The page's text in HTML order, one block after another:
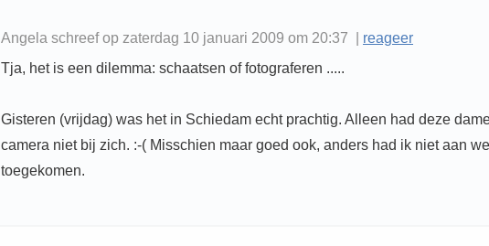
Angela schreef op zaterdag 10 januari 2009 om 20:37 | reageer
Tja, het is een dilemma: schaatsen of fotograferen .....
Gisteren (vrijdag) was het in Schiedam echt prachtig. Alleen had deze
camera niet bij zich. :-( Misschien maar goed ook, anders had ik niet aan
toegekomen.